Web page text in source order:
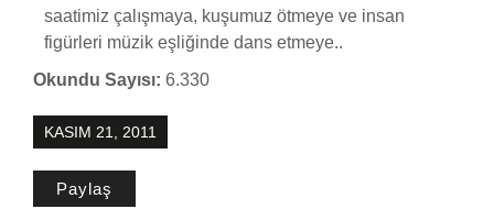
saatimiz çalışmaya, kuşumuz ötmeye ve insan
figürleri müzik eşliğinde dans etmeye..
Okundu Sayısı: 6.330
KASIM 21, 2011
Paylaş